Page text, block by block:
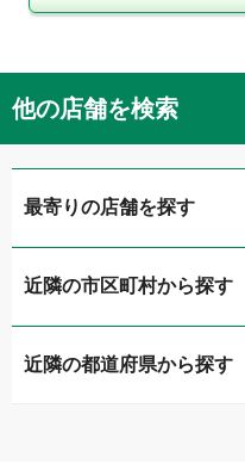
他の店舗を検索
最寄りの店舗を探す
LIBERALA リベラーラ大分
ガリバー197号大分店
近隣の市区町村から探す
大分市
近隣の都道府県から探す